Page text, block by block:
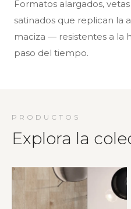
Formatos alargados,
satinados que replican la
maciza — resistentes a la
paso del tiempo.
PRODUCTOS
Explora la